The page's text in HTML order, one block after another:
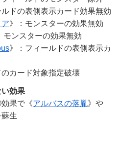
ドの表側表示カード効果無効
》：モンスターの効果無効
モンスターの効果無効
》：フィールドの表側表示カ
カード対象指定破壊
効果
果で《アルバスの落胤》や
生